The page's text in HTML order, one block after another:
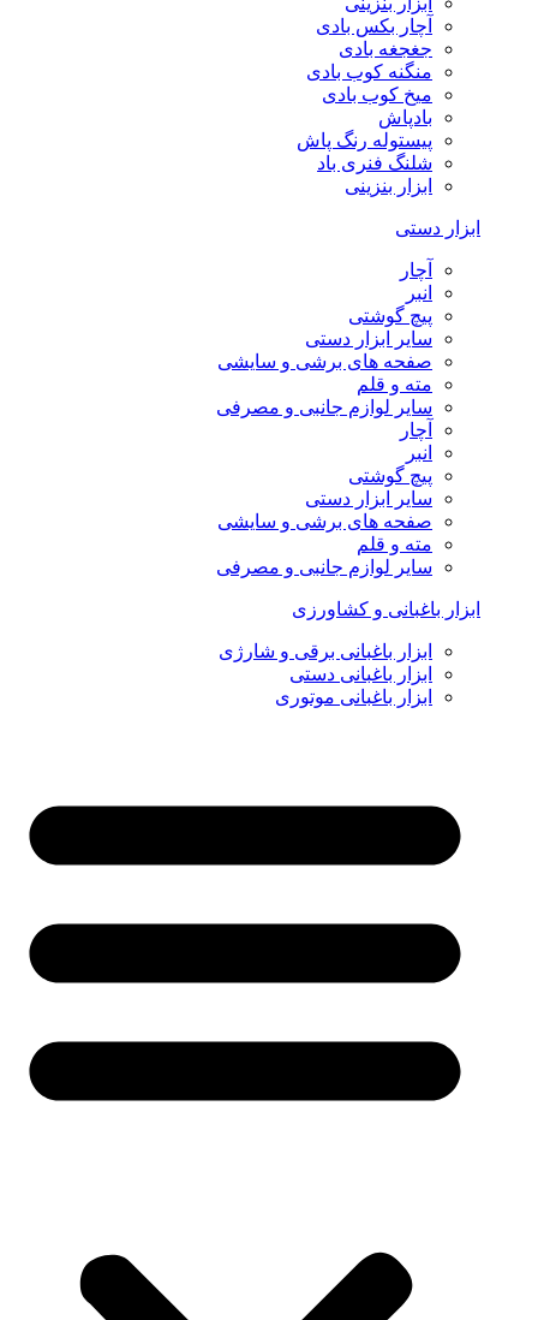
آچار بکس بادی
جغجغه بادی
منگنه کوب بادی
میخ کوب بادی
بادپاش
پیستوله رنگ پاش
شلنگ فنری باد
ابزار بنزینی
ابزار دستی
آچار
انبر
پیچ گوشتی
سایر ابزار دستی
صفحه های برشی و سایشی
مته و قلم
سایر لوازم جانبی و مصرفی
آچار
انبر
پیچ گوشتی
سایر ابزار دستی
صفحه های برشی و سایشی
مته و قلم
سایر لوازم جانبی و مصرفی
ابزار باغبانی و کشاورزی
ابزار باغبانی برقی و شارژی
ابزار باغبانی دستی
ابزار باغبانی موتوری